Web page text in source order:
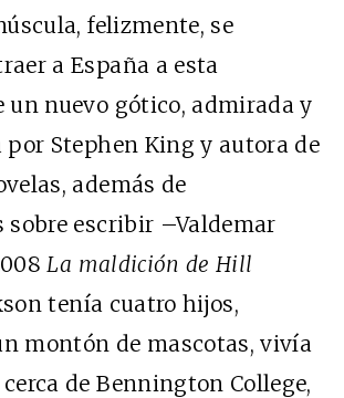
felizmente, se
a España a esta
un nuevo gótico, admirada y
Stephen King y autora de
además de
sobre escribir –Valdemar
La maldición de Hill
tenía cuatro hijos,
montón de mascotas, vivía
de Bennington College,